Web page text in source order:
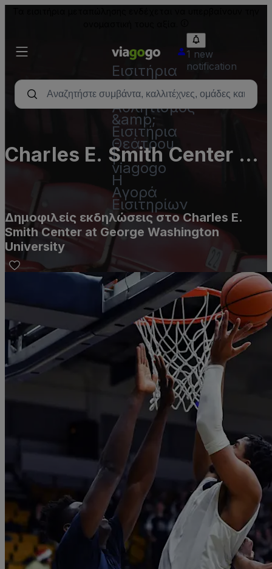
Εισιτήρια
-
Συναυλία,
Αθλητισμός
&amp;
Εισιτήρια
Θεάτρου
|
viagogo
Η
Αγορά
Εισιτηρίων
1 new
notification
Charles E. Smith Center at
George Washington
Δημοφιλείς εκδηλώσεις στο Charles E.
Smith Center at George Washington
University